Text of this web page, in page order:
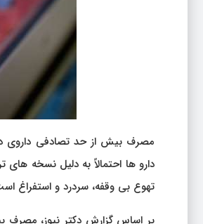
تهوع بی وقفه، سردرد و استفراغ